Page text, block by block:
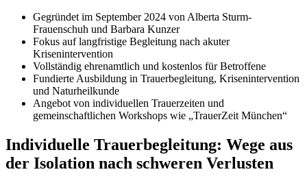
Gegründet im September 2024 von Alberta Sturm-
Frauenschuh und Barbara Kunzer
Fokus auf langfristige Begleitung nach akuter
Krisenintervention
Vollständig ehrenamtlich und kostenlos für Betroffene
Fundierte Ausbildung in Trauerbegleitung, Krisenintervention
und Naturheilkunde
Angebot von individuellen Trauerzeiten und
gemeinschaftlichen Workshops wie „TrauerZeit München“
Individuelle Trauerbegleitung: Wege aus
der Isolation nach schweren Verlusten